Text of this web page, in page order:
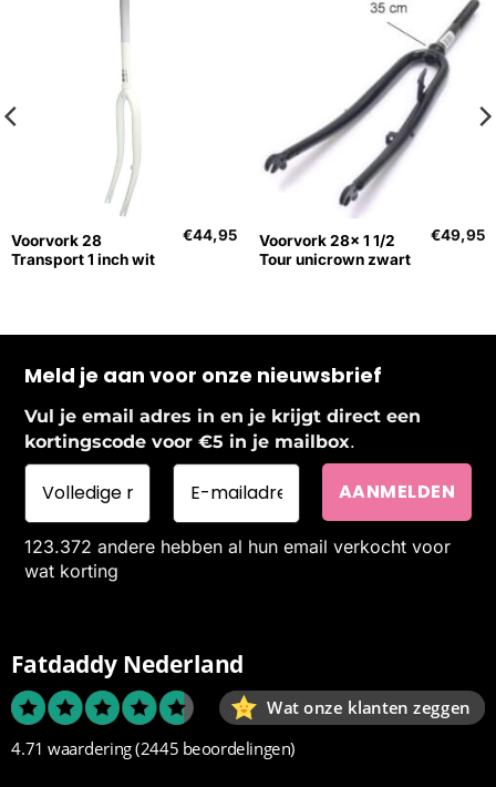
Voorvork 28
Transport 1 inch wit
€44,95
Voorvork 28x 1 1/2
Tour unicrown zwart
€49,95
Meld je aan voor onze nieuwsbrief
Vul je email adres in en je krijgt direct een
kortingscode voor €5 in je mailbox.
123.372 andere hebben al hun email verkocht voor
wat korting
Fatdaddy Nederland
Wat onze klanten zeggen
4.71 waardering(2445 beoordelingen)